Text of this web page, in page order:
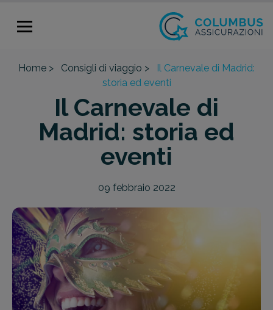
Home > Consigli di viaggio >
Il Carnevale di Madrid:
storia ed eventi
Il Carnevale di
Madrid: storia ed
eventi
09 febbraio 2022